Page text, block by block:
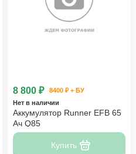
8 800 ₽
8400 ₽ + БУ
Нет в наличии
Аккумулятор Runner EFB 65
Ач Q85
Купить